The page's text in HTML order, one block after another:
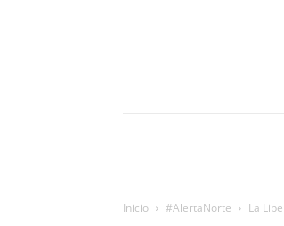
Inicio #AlertaNorte La